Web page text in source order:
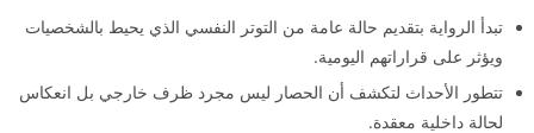
تبدأ الرواية بتقديم حالة عامة من التوتر النفسي الذي يحيط بالشخصيات
ويؤثر على قراراتهم اليومية.
تتطور الأحداث لتكشف أن الحصار ليس مجرد ظرف خارجي بل انعكاس
لحالة داخلية معقدة.